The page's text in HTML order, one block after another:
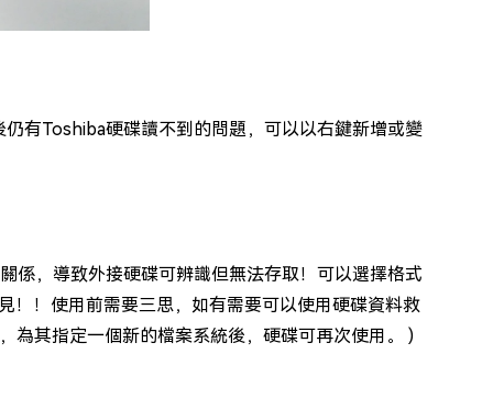
有Toshiba硬碟讀不到的問題，可以以右鍵新增或變
係，導致外接硬碟可辨識但無法存取！可以選擇格式
！！使用前需要三思，如有需要可以使用硬碟資料救
為其指定一個新的檔案系統後，硬碟可再次使用。 )